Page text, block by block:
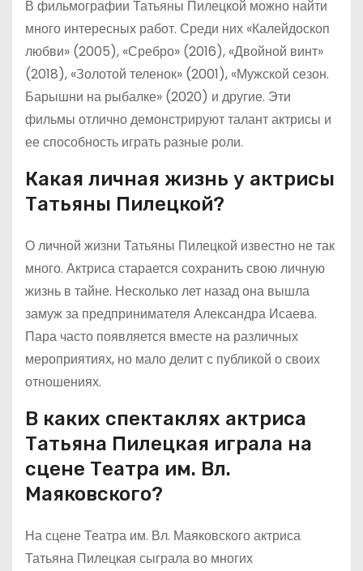
В фильмографии Татьяны Пилецкой можно найти
много интересных работ. Среди них «Калейдоскоп
любви» (2005), «Сребро» (2016), «Двойной винт»
(2018), «Золотой теленок» (2001), «Мужской сезон.
Барышни на рыбалке» (2020) и другие. Эти
фильмы отлично демонстрируют талант актрисы и
ее способность играть разные роли.
Какая личная жизнь у актрисы
Татьяны Пилецкой?
О личной жизни Татьяны Пилецкой известно не так
много. Актриса старается сохранить свою личную
жизнь в тайне. Несколько лет назад она вышла
замуж за предпринимателя Александра Исаева.
Пара часто появляется вместе на различных
мероприятиях, но мало делит с публикой о своих
отношениях.
В каких спектаклях актриса
Татьяна Пилецкая играла на
сцене Театра им. Вл.
Маяковского?
На сцене Театра им. Вл. Маяковского актриса
Татьяна Пилецкая сыграла во многих